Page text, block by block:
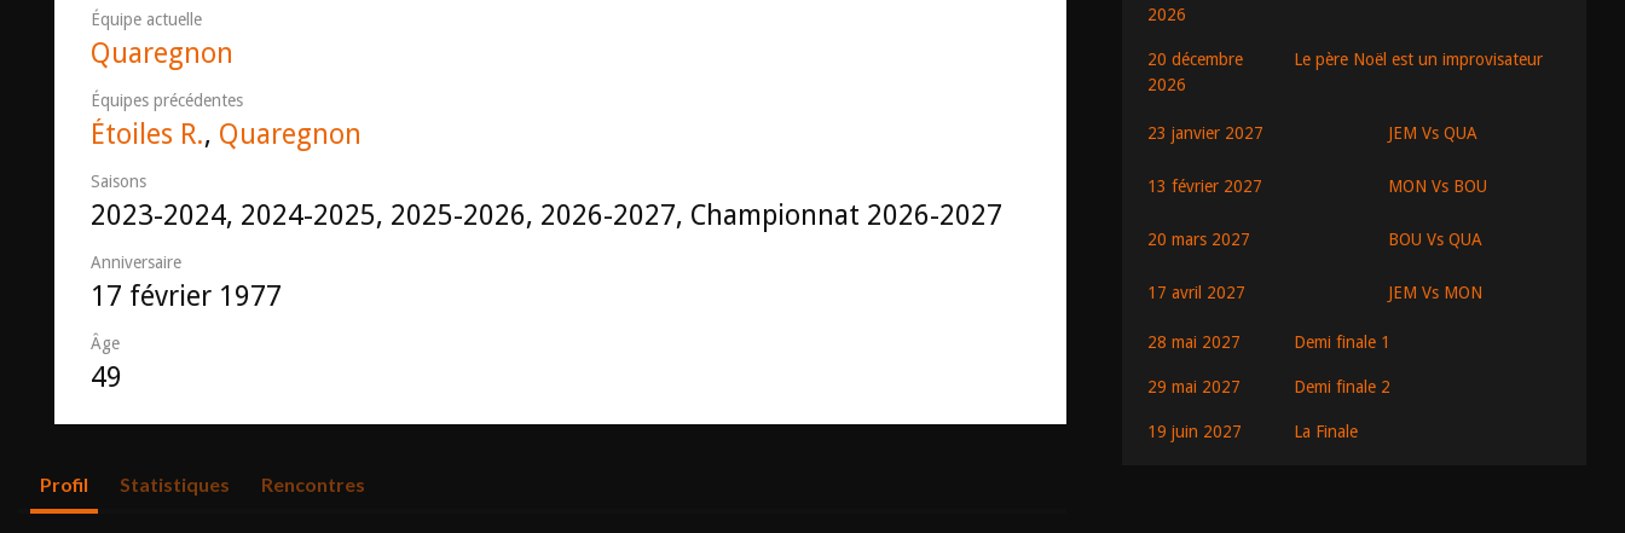
Équipe actuelle
Quaregnon
Équipes précédentes
Étoiles R., Quaregnon
Saisons
2023-2024, 2024-2025, 2025-2026, 2026-2027, Championnat 2026-2027
Anniversaire
17 février 1977
Âge
49
Profil Statistiques Rencontres
2026
20 décembre
2026
Le père Noël est un improvisateur
23 janvier 2027 JEM Vs QUA
13 février 2027 MON Vs BOU
20 mars 2027 BOU Vs QUA
17 avril 2027 JEM Vs MON
28 mai 2027 Demi finale 1
29 mai 2027 Demi finale 2
19 juin 2027 La Finale